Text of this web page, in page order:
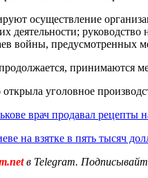
осуществление
деятельности;
войны, предусмотренных
продолжается,
уголовное
врач продавал рецепты
на взятке в пять тысяч
в Telegram.